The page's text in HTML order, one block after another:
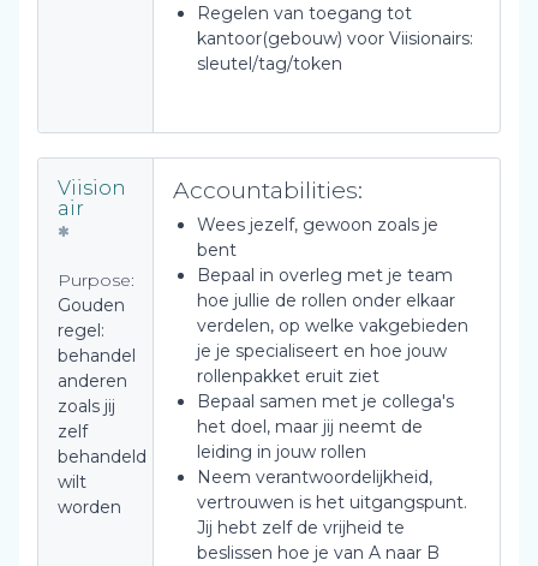
Regelen van toegang tot
kantoor(gebouw) voor Viisionairs:
sleutel/tag/token
Viision
air
Purpose:
Gouden
regel:
behandel
anderen
zoals jij
zelf
behandeld
wilt
worden
Accountabilities:
Wees jezelf, gewoon zoals je
bent
Bepaal in overleg met je team
hoe jullie de rollen onder elkaar
verdelen, op welke vakgebieden
je je specialiseert en hoe jouw
rollenpakket eruit ziet
Bepaal samen met je collega's
het doel, maar jij neemt de
leiding in jouw rollen
Neem verantwoordelijkheid,
vertrouwen is het uitgangspunt.
Jij hebt zelf de vrijheid te
beslissen hoe je van A naar B